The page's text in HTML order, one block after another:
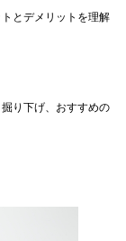
とデメリットを理解
り下げ、おすすめの